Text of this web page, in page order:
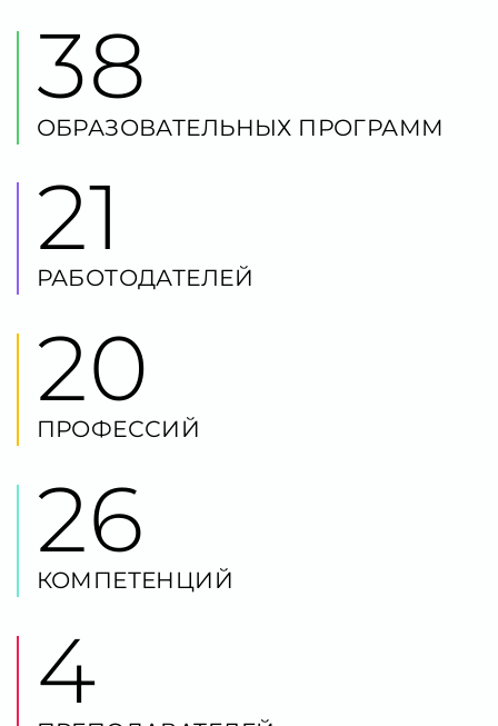
21
РАБОТОДАТЕЛЕЙ
20
ПРОФЕССИЙ
26
КОМПЕТЕНЦИЙ
4
ПРЕПОДАВАТЕЛЕЙ
460
ПРОШЕДШИХ